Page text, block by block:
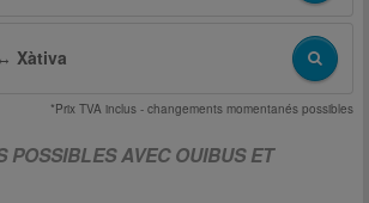
↔ Xàtiva
*Prix TVA inclus - changements momentanés possibles
POSSIBLES AVEC OUIBUS ET